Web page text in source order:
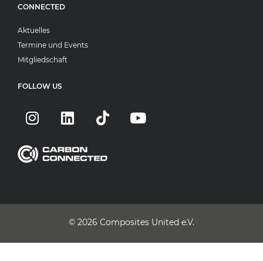
CONNECTED
Aktuelles
Termine und Events
Mitgliedschaft
FOLLOW US
© 2026 Composites United e.V.